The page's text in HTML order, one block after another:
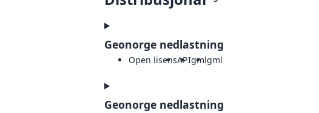
Geonorge nedlastning
Open lisensAPIgmlgml
Geonorge nedlastning